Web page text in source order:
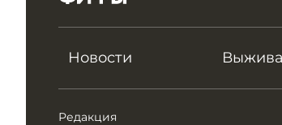
Новости
Редакция